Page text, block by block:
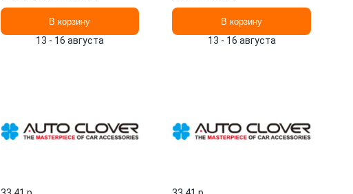
В корзину
13 - 16 августа
В корзину
13 - 16 августа